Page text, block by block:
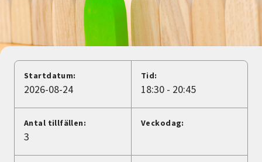
Cirkelledare
Nyheter
Avdelningar
Lyssna
Startdatum:
2026-08-24
Tid:
18:30 - 20:45
Antal tillfällen:
3
Veckodag: